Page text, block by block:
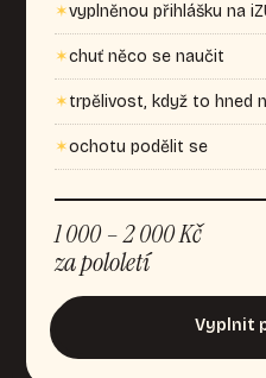
vyplněnou přihlášku na
chuť něco se naučit
trpělivost, když to hned
ochotu podělit se
1 000 – 2 000 Kč
za pololetí
Vyplnit